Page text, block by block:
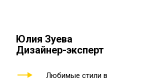
Юлия Зуева
Дизайнер-эксперт
Любимые стили в